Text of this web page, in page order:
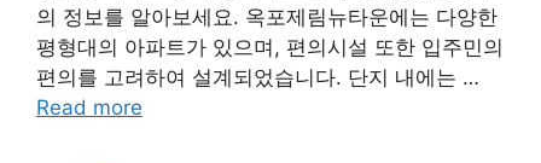
의 정보를 알아보세요. 옥포제림뉴타운에는 다양한
평형대의 아파트가 있으며, 편의시설 또한 입주민의
편의를 고려하여 설계되었습니다. 단지 내에는 …
Read more